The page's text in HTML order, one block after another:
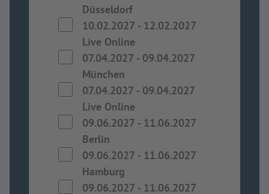
Düsseldorf
10.02.2027 - 12.02.2027
Live Online
07.04.2027 - 09.04.2027
München
07.04.2027 - 09.04.2027
Live Online
09.06.2027 - 11.06.2027
Berlin
09.06.2027 - 11.06.2027
Hamburg
09.06.2027 - 11.06.2027